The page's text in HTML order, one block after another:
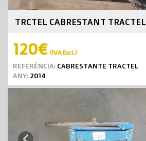
TRCTEL CABRESTANT TRACTEL
120€ (IVA Excl.)
REFERÈNCIA: CABRESTANTE TRACTEL
ANY: 2014
Previous